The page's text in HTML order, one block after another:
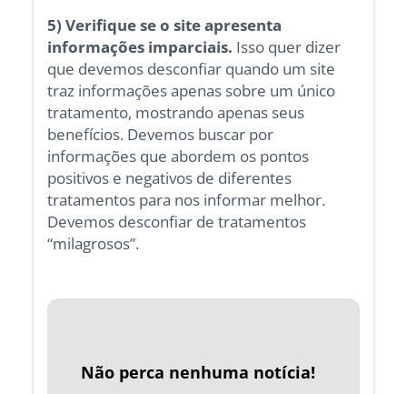
5) Verifique se o site apresenta
informações imparciais. Isso quer dizer
que devemos desconfiar quando um site
traz informações apenas sobre um único
tratamento, mostrando apenas seus
benefícios. Devemos buscar por
informações que abordem os pontos
positivos e negativos de diferentes
tratamentos para nos informar melhor.
Devemos desconfiar de tratamentos
“milagrosos”.
Não perca nenhuma notícia!